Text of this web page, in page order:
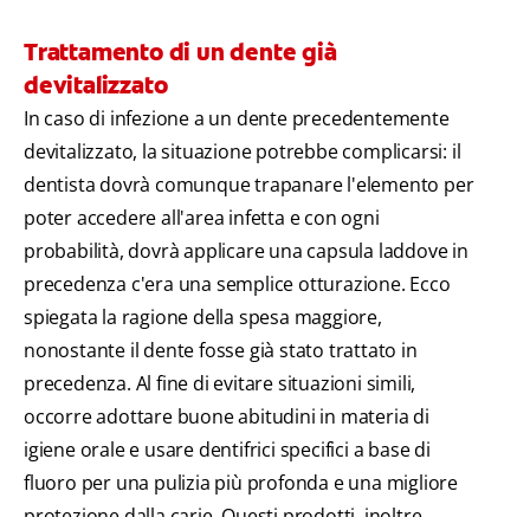
Trattamento di un dente già
devitalizzato
In caso di infezione a un dente precedentemente
devitalizzato, la situazione potrebbe complicarsi: il
dentista dovrà comunque trapanare l'elemento per
poter accedere all'area infetta e con ogni
probabilità, dovrà applicare una capsula laddove in
precedenza c'era una semplice otturazione. Ecco
spiegata la ragione della spesa maggiore,
nonostante il dente fosse già stato trattato in
precedenza. Al fine di evitare situazioni simili,
occorre adottare buone abitudini in materia di
igiene orale e usare dentifrici specifici a base di
fluoro per una pulizia più profonda e una migliore